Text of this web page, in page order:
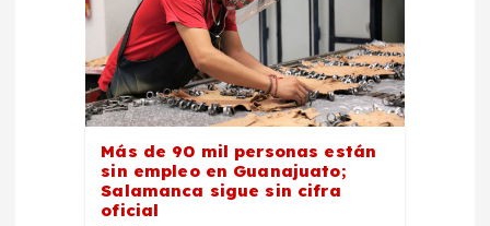
Más de 90 mil personas están
sin empleo en Guanajuato;
Salamanca sigue sin cifra
oficial